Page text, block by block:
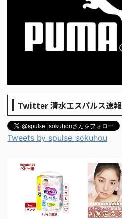
Twitter 清水エスパルス速報
Tweets by spulse_sokuhou